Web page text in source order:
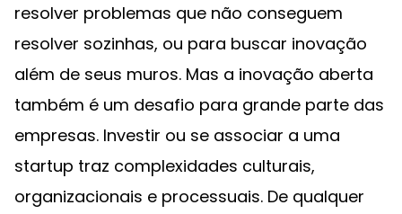
resolver problemas que não conseguem
resolver sozinhas, ou para buscar inovação
além de seus muros. Mas a inovação aberta
também é um desafio para grande parte das
empresas. Investir ou se associar a uma
startup traz complexidades culturais,
organizacionais e processuais. De qualquer